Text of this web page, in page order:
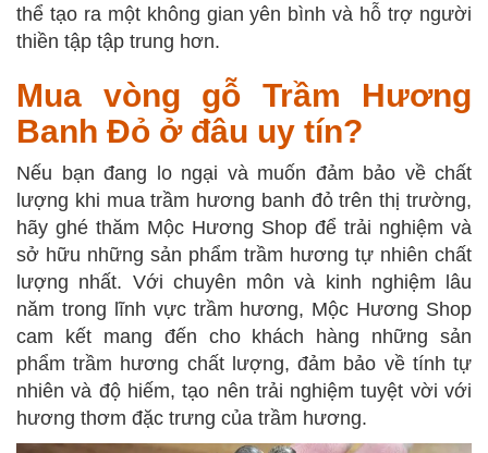
thể tạo ra một không gian yên bình và hỗ trợ người
thiền tập tập trung hơn.
Mua vòng gỗ Trầm Hương
Banh Đỏ ở đâu uy tín?
Nếu bạn đang lo ngại và muốn đảm bảo về chất
lượng khi mua trầm hương banh đỏ trên thị trường,
hãy ghé thăm Mộc Hương Shop để trải nghiệm và
sở hữu những sản phẩm trầm hương tự nhiên chất
lượng nhất. Với chuyên môn và kinh nghiệm lâu
năm trong lĩnh vực trầm hương, Mộc Hương Shop
cam kết mang đến cho khách hàng những sản
phẩm trầm hương chất lượng, đảm bảo về tính tự
nhiên và độ hiếm, tạo nên trải nghiệm tuyệt vời với
hương thơm đặc trưng của trầm hương.